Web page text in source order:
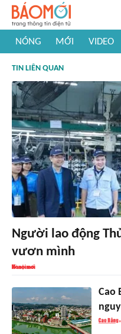
NÓNG MỚI VIDEO
#Khám phá thế giới
TIN LIÊN QUAN
Người lao động
vươn mình
Cao